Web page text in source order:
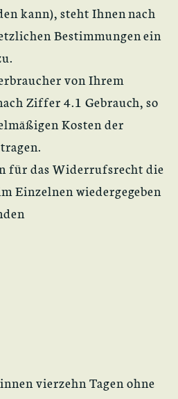
kann), steht Ihnen nach
Bestimmungen ein
von Ihrem
Ziffer 4.1 Gebrauch, so
Kosten der
für das Widerrufsrecht die
Einzelnen wiedergegeben
vierzehn Tagen ohne